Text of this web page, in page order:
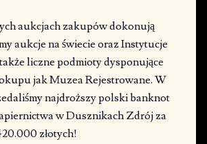
aukcjach zakupów dokonują
aukcje na świecie oraz Instytucje
liczne podmioty dysponujące
jak Muzea Rejestrowane. W
najdroższy polski banknot
w Dusznikach Zdrój za
złotych!